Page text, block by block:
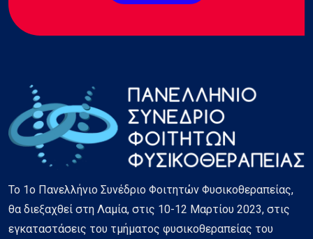
Το 1ο Πανελλήνιο Συνέδριο Φοιτητών Φυσικοθεραπείας,
θα διεξαχθεί στη Λαμία, στις 10-12 Μαρτίου 2023, στις
εγκαταστάσεις του τμήματος φυσικοθεραπείας του